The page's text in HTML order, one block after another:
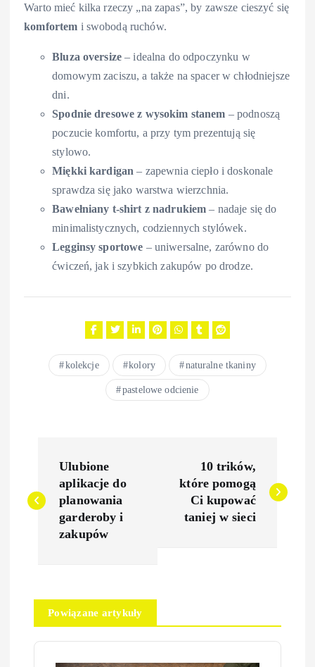
Warto mieć kilka rzeczy „na zapas”, by zawsze cieszyć się
komfortem i swobodą ruchów.
Bluza oversize – idealna do odpoczynku w
domowym zaciszu, a także na spacer w chłodniejsze
dni.
Spodnie dresowe z wysokim stanem – podnoszą
poczucie komfortu, a przy tym prezentują się
stylowo.
Miękki kardigan – zapewnia ciepło i doskonale
sprawdza się jako warstwa wierzchnia.
Bawełniany t-shirt z nadrukiem – nadaje się do
minimalistycznych, codziennych stylówek.
Legginsy sportowe – uniwersalne, zarówno do
ćwiczeń, jak i szybkich zakupów po drodze.
kolekcje kolory naturalne tkaniny
pastelowe odcienie
a
g
a
Ulubione
aplikacje do
planowania
garderoby i
zakupów
10 trików,
które pomogą
Ci kupować
taniej w sieci
Powiązane artykuły